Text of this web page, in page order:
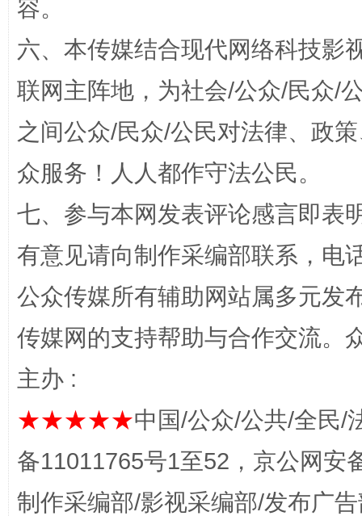
“蜀中异人”王建安的艺术幻境
完善运行机制助力责任有效落实 一纸欠
容。
六、本传媒结合现代网络科技影
联网主阵地，为社会/公众/民众/
之间公众/民众/公民对法律、政
众服务！人人都作守法公民。
七、参与本网发表评论感言即表
有意见请向制作采编部联系，电
公众传媒所有辅助网站属多元发
传媒网的支持帮助与合作交流。
主办 :
★★★★★中国/公众/公共/全民/
备11011765号1至52，京公网安
制作采编部/影视采编部/发布广